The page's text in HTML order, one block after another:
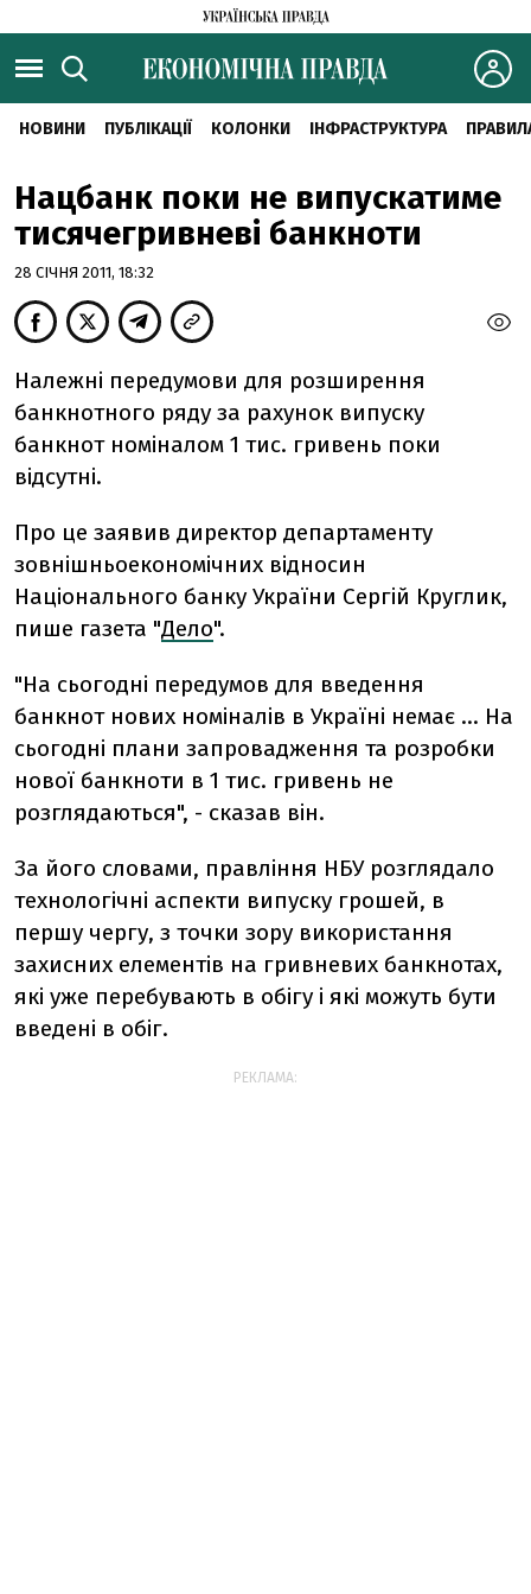
НОВИНИ ПУБЛІКАЦІЇ КОЛОНКИ ІНФРАСТРУКТУРА
Нацбанк поки не випускатиме
тисячегривневі банкноти
28 СІЧНЯ 2011, 18:32
Належні передумови для розширення
банкнотного ряду за рахунок випуску
банкнот номіналом 1 тис. гривень поки
відсутні.
Про це заявив директор департаменту
зовнішньоекономічних відносин
Національного банку України Сергій Круглик,
пише газета "Дело".
"На сьогодні передумов для введення
банкнот нових номіналів в Україні немає ... На
сьогодні плани запровадження та розробки
нової банкноти в 1 тис. гривень не
розглядаються", - сказав він.
За його словами, правління НБУ розглядало
технологічні аспекти випуску грошей, в
першу чергу, з точки зору використання
захисних елементів на гривневих банкнотах,
які уже перебувають в обігу і які можуть бути
введені в обіг.
РЕКЛАМА: